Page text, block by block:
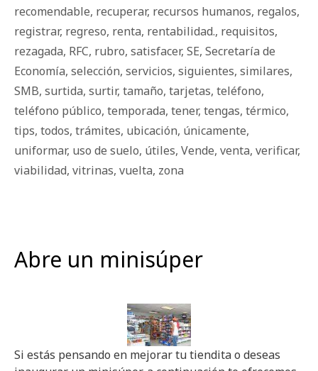
recomendable, recuperar, recursos humanos, regalos,
registrar, regreso, renta, rentabilidad., requisitos,
rezagada, RFC, rubro, satisfacer, SE, Secretaría de
Economía, selección, servicios, siguientes, similares,
SMB, surtida, surtir, tamaño, tarjetas, teléfono,
teléfono público, temporada, tener, tengas, térmico,
tips, todos, trámites, ubicación, únicamente,
uniformar, uso de suelo, útiles, Vende, venta, verificar,
viabilidad, vitrinas, vuelta, zona
Abre un minisúper
Si estás pensando en mejorar tu tiendita o deseas